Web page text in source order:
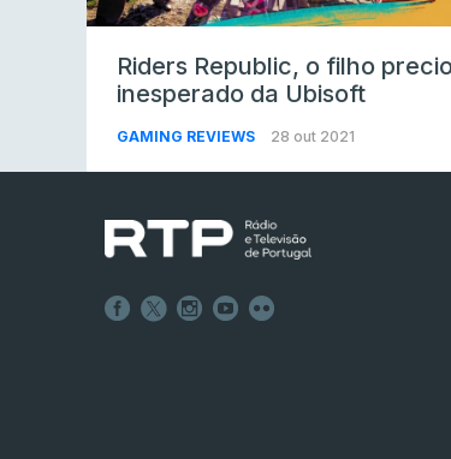
Riders Republic, o filho
inesperado da Ubisoft
GAMING REVIEWS 28 out 2021